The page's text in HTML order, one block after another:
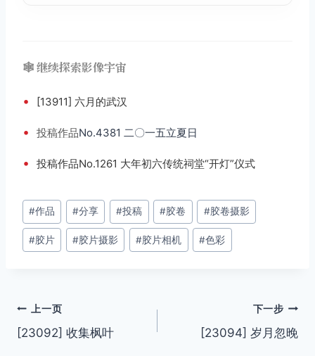
🕸️ 继续探索影像宇宙
• [13911] 六月的武汉
• 投稿作品No.4381 二〇一五立夏日
• 投稿作品No.1261 大年初六传统祠堂“开灯”仪式
文
章
标
#作品 #分享 #投稿 #胶卷 #胶卷摄影
#胶片 #胶片摄影 #胶片相机 #色彩
文
章
上一页
[23092] 收集枫叶
下一步
[23094] 岁月忽晚